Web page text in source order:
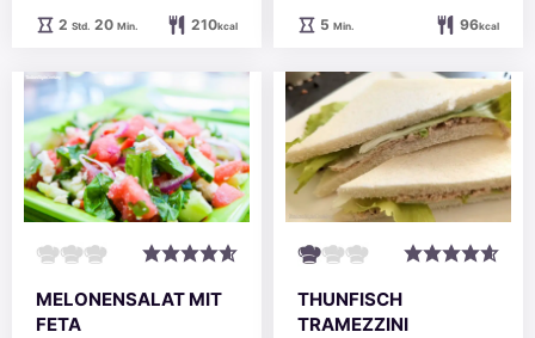
2Stunden
Std. 20Minuten
Min. 210kcal 5Minuten
Min. 96kcal
MELONENSALAT MIT
FETA
THUNFISCH
TRAMEZZINI